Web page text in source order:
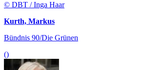
© DBT / Inga Haar
Kurth, Markus
Bündnis 90/Die Grünen
()